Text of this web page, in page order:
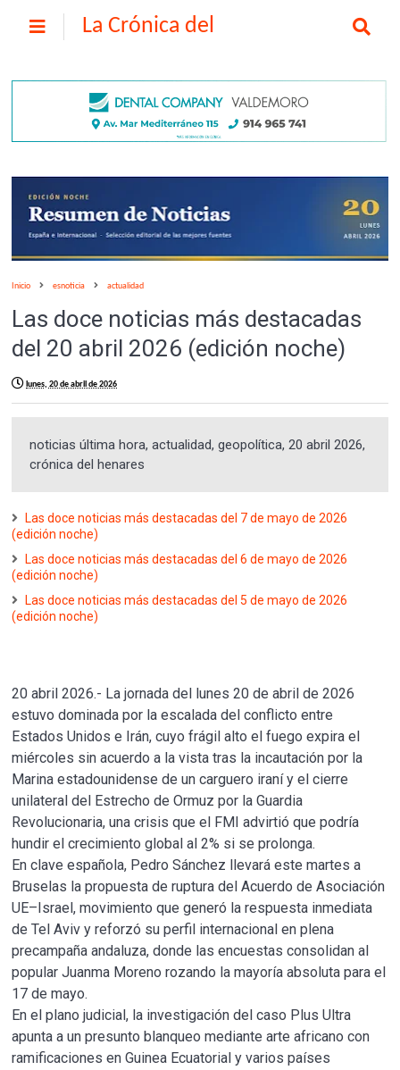
La Crónica del
Inicio esnoticia actualidad
Las doce noticias más destacadas
del 20 abril 2026 (edición noche)
lunes, 20 de abril de 2026
noticias última hora, actualidad, geopolítica, 20 abril 2026,
crónica del henares
Las doce noticias más destacadas del 7 de mayo de 2026
(edición noche)
Las doce noticias más destacadas del 6 de mayo de 2026
(edición noche)
Las doce noticias más destacadas del 5 de mayo de 2026
(edición noche)
20 abril 2026.- La jornada del lunes 20 de abril de 2026
estuvo dominada por la escalada del conflicto entre
Estados Unidos e Irán, cuyo frágil alto el fuego expira el
miércoles sin acuerdo a la vista tras la incautación por la
Marina estadounidense de un carguero iraní y el cierre
unilateral del Estrecho de Ormuz por la Guardia
Revolucionaria, una crisis que el FMI advirtió que podría
hundir el crecimiento global al 2% si se prolonga.
En clave española, Pedro Sánchez llevará este martes a
Bruselas la propuesta de ruptura del Acuerdo de Asociación
UE–Israel, movimiento que generó la respuesta inmediata
de Tel Aviv y reforzó su perfil internacional en plena
precampaña andaluza, donde las encuestas consolidan al
popular Juanma Moreno rozando la mayoría absoluta para el
17 de mayo.
En el plano judicial, la investigación del caso Plus Ultra
apunta a un presunto blanqueo mediante arte africano con
ramificaciones en Guinea Ecuatorial y varios países